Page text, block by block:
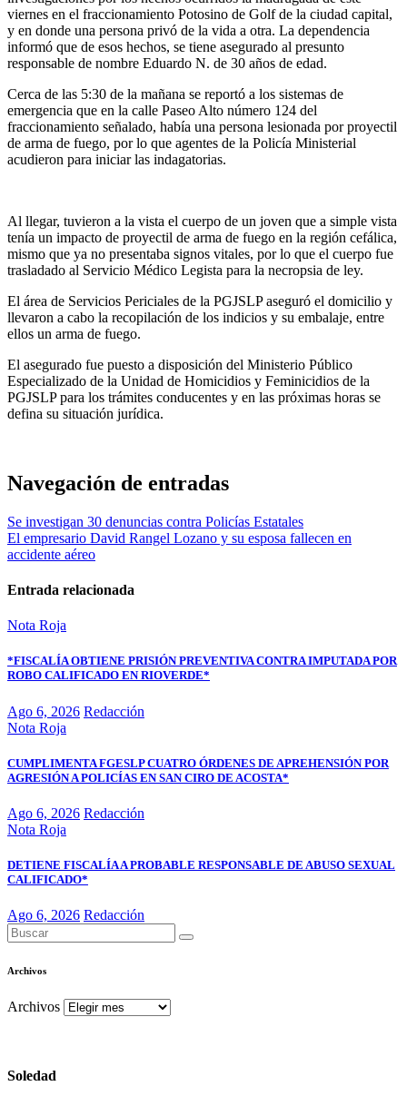
viernes en el fraccionamiento Potosino de Golf de la ciudad capital,
y en donde una persona privó de la vida a otra. La dependencia
informó que de esos hechos, se tiene asegurado al presunto
responsable de nombre Eduardo N. de 30 años de edad.
Cerca de las 5:30 de la mañana se reportó a los sistemas de
emergencia que en la calle Paseo Alto número 124 del
fraccionamiento señalado, había una persona lesionada por proyectil
de arma de fuego, por lo que agentes de la Policía Ministerial
acudieron para iniciar las indagatorias.
Al llegar, tuvieron a la vista el cuerpo de un joven que a simple vista
tenía un impacto de proyectil de arma de fuego en la región cefálica,
mismo que ya no presentaba signos vitales, por lo que el cuerpo fue
trasladado al Servicio Médico Legista para la necropsia de ley.
El área de Servicios Periciales de la PGJSLP aseguró el domicilio y
llevaron a cabo la recopilación de los indicios y su embalaje, entre
ellos un arma de fuego.
El asegurado fue puesto a disposición del Ministerio Público
Especializado de la Unidad de Homicidios y Feminicidios de la
PGJSLP para los trámites conducentes y en las próximas horas se
defina su situación jurídica.
Navegación de entradas
Se investigan 30 denuncias contra Policías Estatales
El empresario David Rangel Lozano y su esposa fallecen en
accidente aéreo
Entrada relacionada
Nota Roja
*FISCALÍA OBTIENE PRISIÓN PREVENTIVA CONTRA IMPUTADA POR
ROBO CALIFICADO EN RIOVERDE*
Ago 6, 2026 Redacción
Nota Roja
CUMPLIMENTA FGESLP CUATRO ÓRDENES DE APREHENSIÓN POR
AGRESIÓN A POLICÍAS EN SAN CIRO DE ACOSTA*
Ago 6, 2026 Redacción
Nota Roja
DETIENE FISCALÍA A PROBABLE RESPONSABLE DE ABUSO SEXUAL
CALIFICADO*
Ago 6, 2026 Redacción
Archivos
Archivos
Soledad